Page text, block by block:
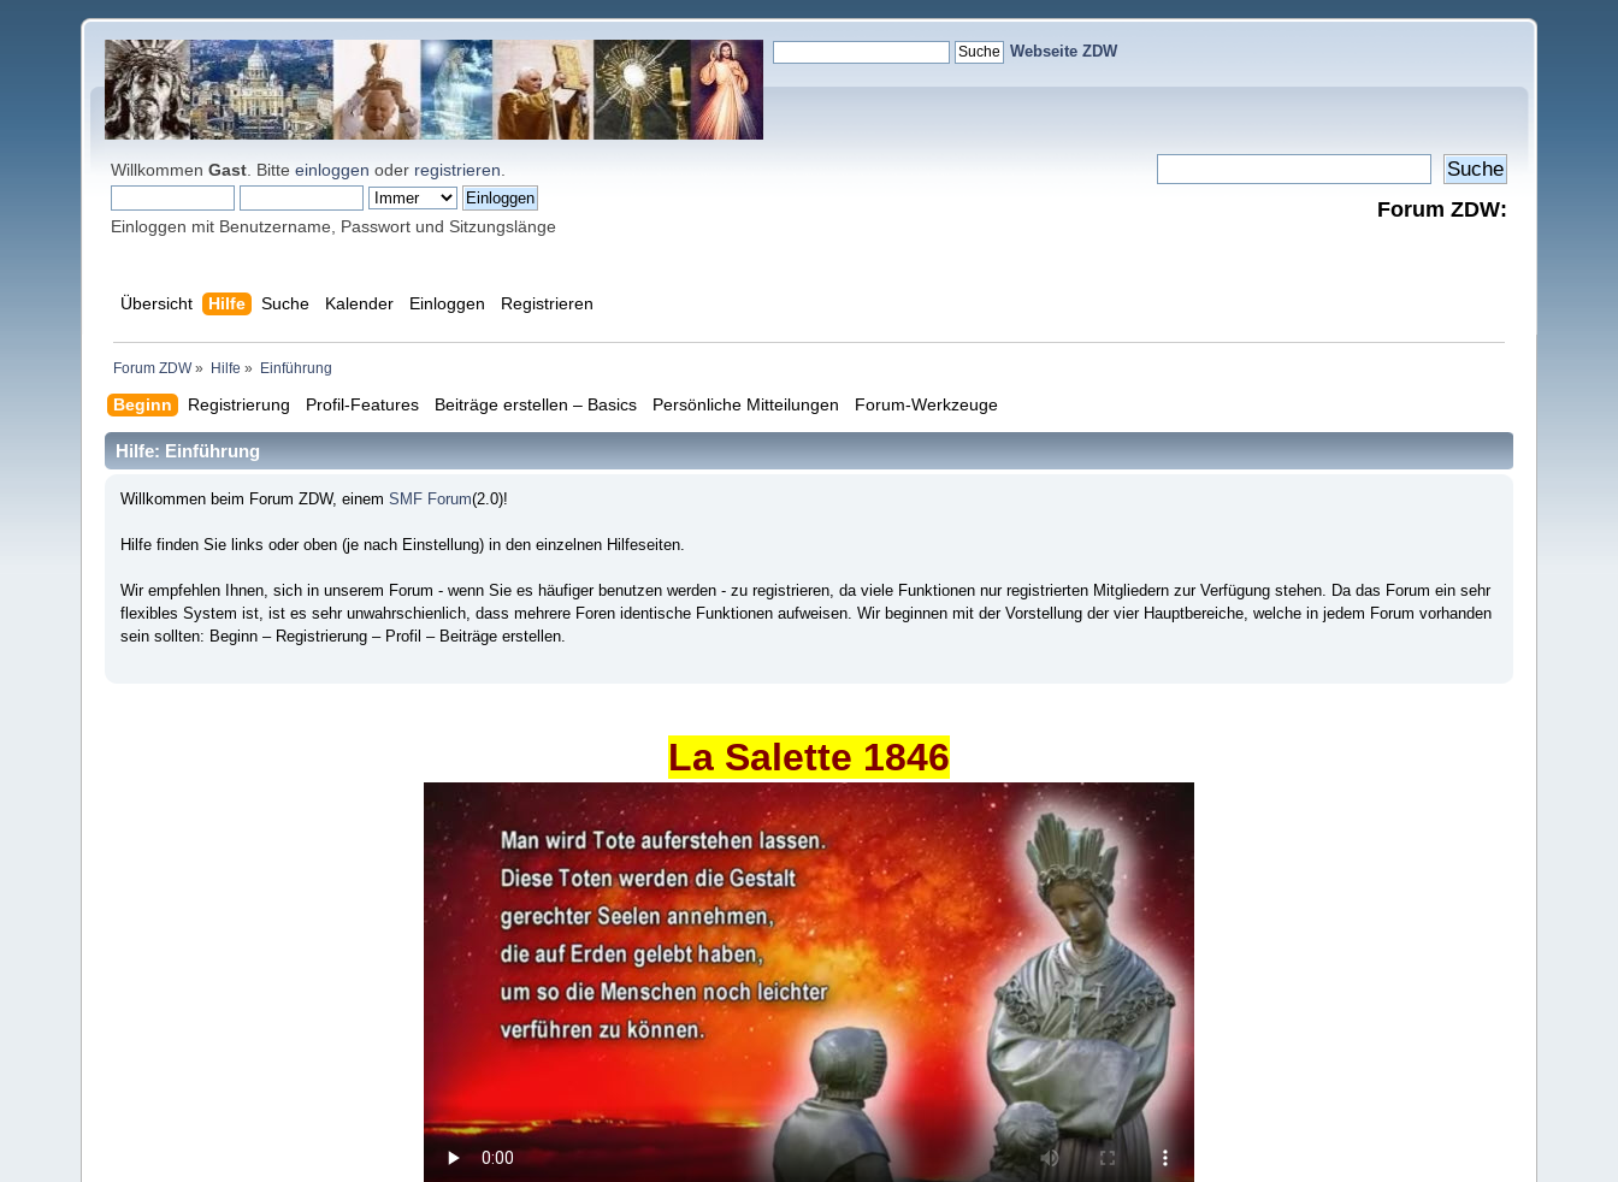
Webseite ZDW
WillkommenGast . Bitteeinloggen oder registrieren
Einloggen mit Benutzername, Passwort und Sitzungslänge
Forum ZDW:
Übersicht Hilfe Suche Kalender Einloggen Registrieren
Forum ZDW» Hilfe » Einführung
Beginn Registrierung Profil-Features Beiträge erstellen – Basics Persönliche Mitteilungen Forum-Werkzeuge
Hilfe: Einführung
Willkommen beim Forum ZDW, einem SMF Forum(2.0)!
Hilfe finden Sie links oder oben (je nach Einstellung) in den einzelnen Hilfeseiten.
Wir empfehlen Ihnen, sich in unserem Forum - wenn Sie es häufiger benutzen werden - zu registrieren, da viele Funktionen nur registrierten Mitgliedern zur Verfügung stehen. Da das Forum ein sehr
flexibles System ist, ist es sehr unwahrschienlich, dass mehrere Foren identische Funktionen aufweisen. Wir beginnen mit der Vorstellung der vier Hauptbereiche, welche in jedem Forum vorhanden
sein sollten: Beginn – Registrierung – Profil – Beiträge erstellen.
La Salette 1846